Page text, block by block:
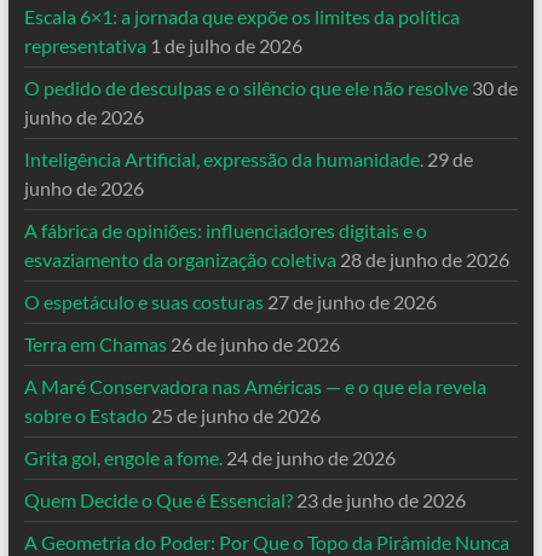
Escala 6×1: a jornada que expõe os limites da política
representativa 1 de julho de 2026
O pedido de desculpas e o silêncio que ele não resolve 30 de
junho de 2026
Inteligência Artificial, expressão da humanidade. 29 de
junho de 2026
A fábrica de opiniões: influenciadores digitais e o
esvaziamento da organização coletiva 28 de junho de 2026
O espetáculo e suas costuras 27 de junho de 2026
Terra em Chamas 26 de junho de 2026
A Maré Conservadora nas Américas — e o que ela revela
sobre o Estado 25 de junho de 2026
Grita gol, engole a fome. 24 de junho de 2026
Quem Decide o Que é Essencial? 23 de junho de 2026
A Geometria do Poder: Por Que o Topo da Pirâmide Nunca